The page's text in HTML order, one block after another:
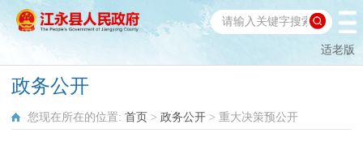
适老版
政务公开
您现在所在的位置: 首页 > 政务公开 > 重大决策预公开